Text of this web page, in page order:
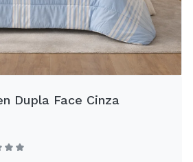
Dupla Face Cinza